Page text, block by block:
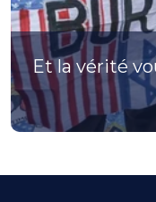
Et la vérité